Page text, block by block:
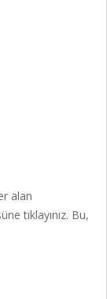
alan
tıklayınız. Bu,